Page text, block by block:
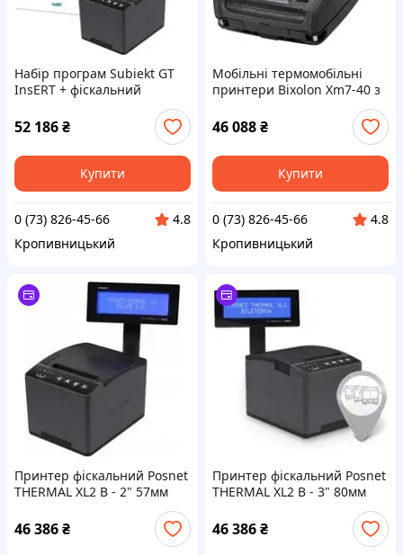
Набір програм Subiekt GT
InsERT + фіскальний
принтер Posnet Thermal XL2
Online
52 186₴
Купити
0 (73) 826-45-66
4.8
Кропивницький
Мобільні термомобільні
принтери Bixolon Xm7-40 з
роздільною здатністю 203x
Dpi, провідні та бездротові
(XM740IK)
46 088₴
Купити
0 (73) 826-45-66
4.8
Кропивницький
Принтер фіскальний Posnet
THERMAL XL2 B - 2" 57мм
46 386₴
Принтер фіскальний Posnet
THERMAL XL2 B - 3" 80мм
46 386₴